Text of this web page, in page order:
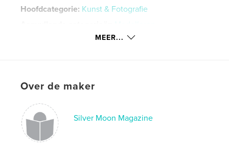
Hoofdcategorie: Kunst & Fotografie
US Letter, 22×28 cm
Taal
English
Talent
MEER...
Over de maker
Silver Moon Magazine